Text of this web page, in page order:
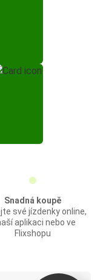
Snadná koupě
své jízdenky online,
aplikaci nebo ve
Flixshopu